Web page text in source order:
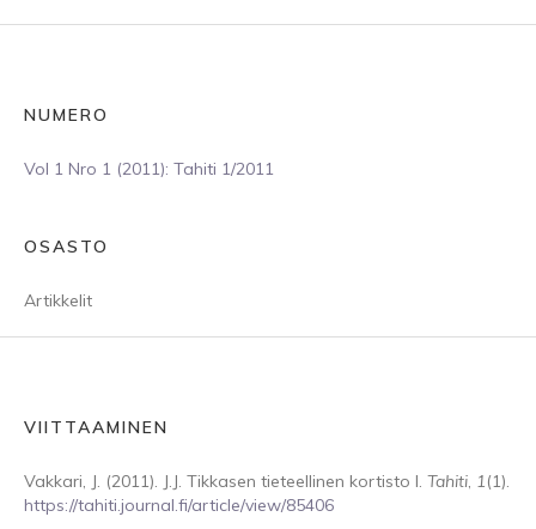
NUMERO
Vol 1 Nro 1 (2011): Tahiti 1/2011
OSASTO
Artikkelit
VIITTAAMINEN
Vakkari, J. (2011). J.J. Tikkasen tieteellinen kortisto I. Tahiti, 1(1).
https://tahiti.journal.fi/article/view/85406